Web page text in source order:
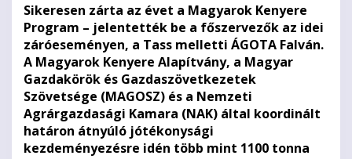
Sikeresen zárta az évet a Magyarok Kenyere
Program – jelentették be a főszervezők az idei
záróeseményen, a Tass melletti ÁGOTA Falván.
A Magyarok Kenyere Alapítvány, a Magyar
Gazdakörök és Gazdaszövetkezetek
Szövetsége (MAGOSZ) és a Nemzeti
Agrárgazdasági Kamara (NAK) által koordinált
határon átnyúló jótékonysági
kezdeményezésre idén több mint 1100 tonna